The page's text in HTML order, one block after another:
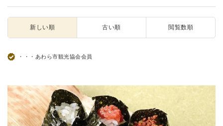
新しい順 古い順 閲覧数順
・・・あわら市観光協会会員